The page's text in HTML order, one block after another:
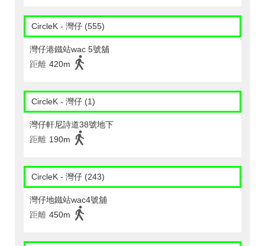
CircleK - 灣仔 (555)
灣仔港鐵站wac 5號舖
距離 420m
CircleK - 灣仔 (1)
灣仔軒尼詩道38號地下
距離 190m
CircleK - 灣仔 (243)
灣仔地鐵站wac4號舖
距離 450m